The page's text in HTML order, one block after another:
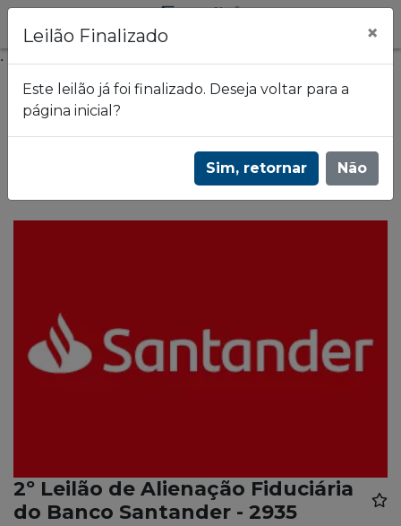
.
Frazão Leilões
2º Leilão de Alienação Fiduciária do Banco
2º Leilão de Alienação Fiduciária
do Banco Santander - 2935
Leilão Finalizado ×
Este leilão já foi finalizado. Deseja voltar para a
página inicial?
Sim, retornar Não